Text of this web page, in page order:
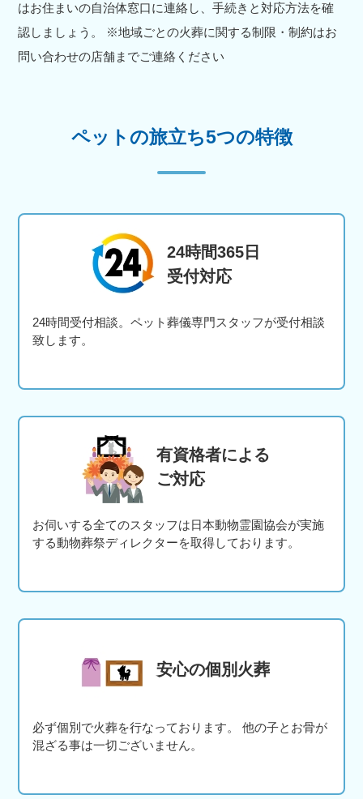
はお住まいの自治体窓口に連絡し、手続きと対応方法を確
認しましょう。 ※地域ごとの火葬に関する制限・制約はお
問い合わせの店舗までご連絡ください
ペットの旅立ち5つの特徴
24時間365日
受付対応
24時間受付相談。ペット葬儀専門スタッフが受付相談
致します。
有資格者による
ご対応
お伺いする全てのスタッフは日本動物霊園協会が実施
する動物葬祭ディレクターを取得しております。
安心の個別火葬
必ず個別で火葬を行なっております。 他の子とお骨が
混ざる事は一切ございません。